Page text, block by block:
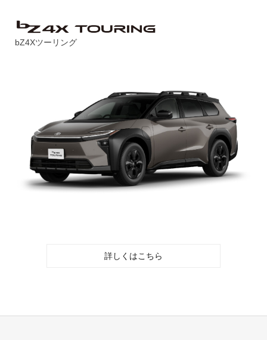
bZ4Xツーリング
詳しくはこちら